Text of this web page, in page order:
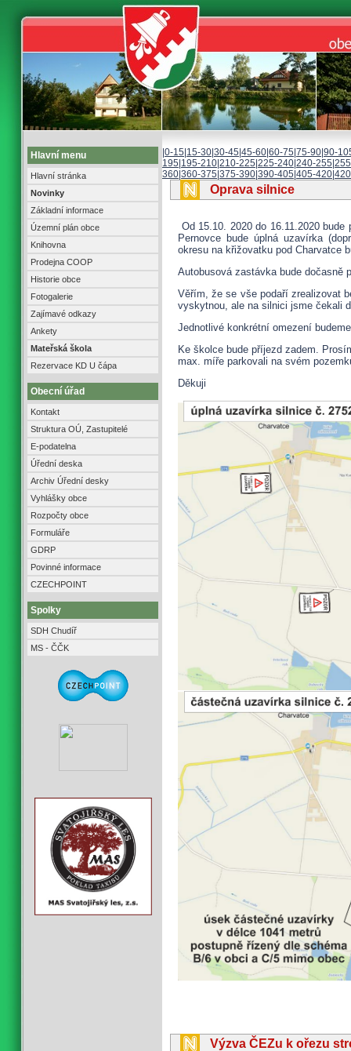
Hlavní menu
Hlavní stránka
Novinky
Základní informace
Územní plán obce
Knihovna
Prodejna COOP
Historie obce
Fotogalerie
Zajímavé odkazy
Ankety
Mateřská škola
Rezervace KD U čápa
Obecní úřad
Kontakt
Struktura OÚ, Zastupitelé
E-podatelna
Úřední deska
Archiv Úřední desky
Vyhlášky obce
Rozpočty obce
Formuláře
GDRP
Povinné informace
CZECHPOINT
Spolky
SDH Chudíř
MS - ČČK
0-15 15-30 30-45 45-60 60-75 75-90 90-
195 195-210 210-225 225-240 240-255
360 360-375 375-390 390-405 405-420
Oprava silnice
Od 15.10. 2020 do 16.11.2020
Pernovce bude úplná uzavírka
okresu na křižovatku pod Charvatce
Autobusová zastávka bude dočasně
Věřím, že se vše podaří zrealizovat
vyskytnou, ale na silnici jsme čekali
Jednotlivé konkrétní omezení
Ke školce bude příjezd zadem.
max. míře parkovali na svém
Děkuji
Výzva ČEZu k ořezu